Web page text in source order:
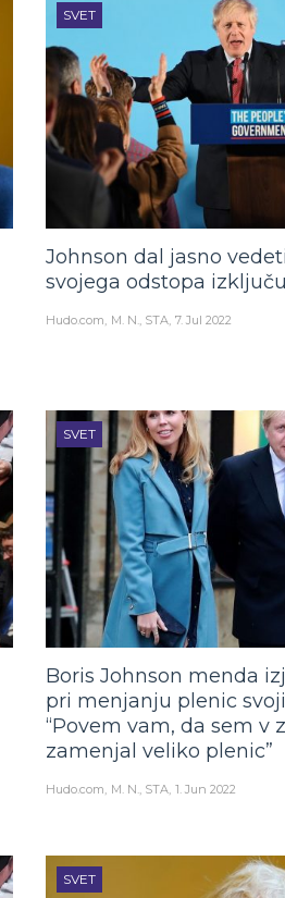
SVET
Johnson dal jasno
svojega odstopa
Hudo.com M. N., STA 7. Jul 2022
SVET
Boris Johnson menda
pri menjanju plenic
“Povem vam, da sem v
zamenjal veliko plenic”
Hudo.com M. N., STA 1. Jun 2022
SVET